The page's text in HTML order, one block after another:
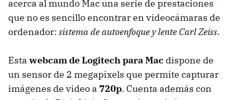
acerca al mundo Mac una serie de prestaciones
que no es sencillo encontrar en videocámaras de
ordenador: sistema de autoenfoque y lente Carl Zeiss.
Esta webcam de Logitech para Mac dispone de
un sensor de 2 megapixels que permite capturar
imágenes de video a 720p. Cuenta además con